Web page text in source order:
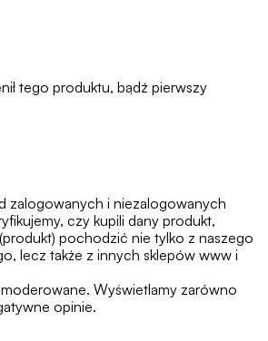
tego produktu, bądź pierwszy
zalogowanych i niezalogowanych
czy kupili dany produkt,
pochodzić nie tylko z naszego
lecz także z innych sklepów www i
Wyświetlamy zarówno
opinie.